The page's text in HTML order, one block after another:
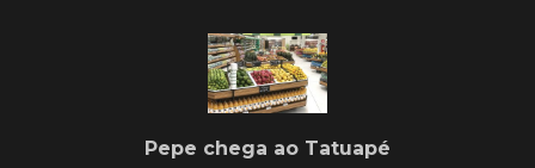
Pepe chega ao Tatuapé